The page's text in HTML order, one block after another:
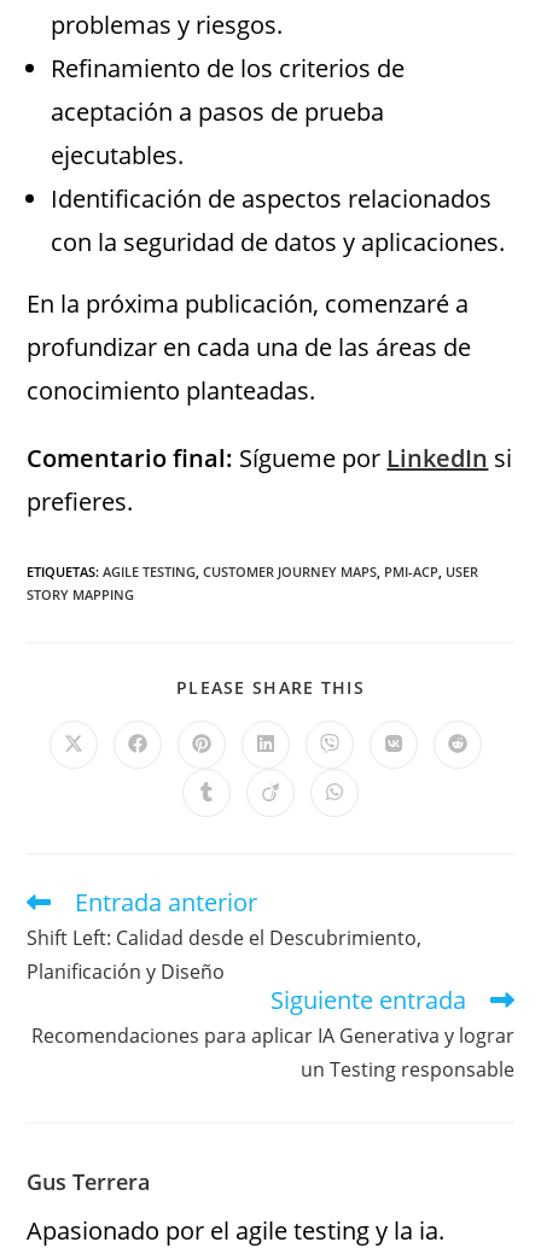
problemas y riesgos.
Refinamiento de los criterios de
aceptación a pasos de prueba
ejecutables.
Identificación de aspectos relacionados
con la seguridad de datos y aplicaciones.
En la próxima publicación, comenzaré a
profundizar en cada una de las áreas de
conocimiento planteadas.
Comentario final: Sígueme por LinkedIn si
prefieres.
ETIQUETAS:AGILE TESTING CUSTOMER JOURNEY MAPS PMI-ACP USER
STORY MAPPING
PLEASE SHARE THIS
Entrada anterior
Shift Left: Calidad desde el Descubrimiento,
Planificación y Diseño
Siguiente entrada
Recomendaciones para aplicar IA Generativa y lograr
un Testing responsable
Gus Terrera
Apasionado por el agile testing y la ia.